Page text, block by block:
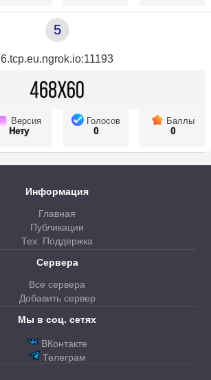
5
6.tcp.eu.ngrok.io:11193
Версия
Нету
Голосов
0
Баллы
0
Информация
Главная
Публикации
Тех. Поддержка
Сервера
Все сервера
Добавить сервер
Мы в соц. сетях
ВКонтакте
Телеграм